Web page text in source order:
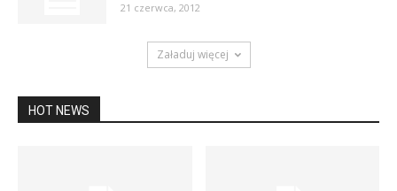
21 czerwca, 2012
Załaduj więcej
HOT NEWS